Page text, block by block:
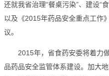
还就我省治理“餐桌污染”、建设“
以及《2015年药品安全重点工作
议。
2015年，省食药安委将着力做
品药品安全监管体系建设。加大